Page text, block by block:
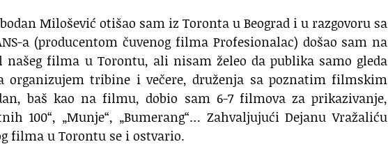
Milošević otišao sam iz Toronta u Beograd i u razgovoru sa
a (producentom čuvenog filma Profesionalac) došao sam na
filma u Torontu, ali nisam želeo da publika samo gleda
organizujem tribine i večere, druženja sa poznatim filmskim
baš kao na filmu, dobio sam 6-7 filmova za prikazivanje,
100“, „Munje“, „Bumerang“… Zahvaljujući Dejanu Vražaliću
filma u Torontu se i ostvario.